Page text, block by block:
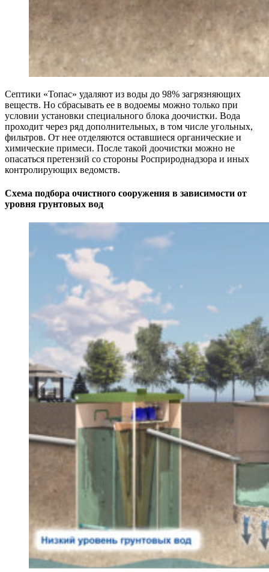
Септики «Топас» удаляют из воды до 98% загрязняющих
веществ. Но сбрасывать ее в водоемы можно только при
условии установки специального блока доочистки. Вода
проходит через ряд дополнительных, в том числе угольных,
фильтров. От нее отделяются оставшиеся органические и
химические примеси. После такой доочистки можно не
опасаться претензий со стороны Росприроднадзора и иных
контролирующих ведомств.
Схема подбора очистного сооружения в зависимости от
уровня грунтовых вод